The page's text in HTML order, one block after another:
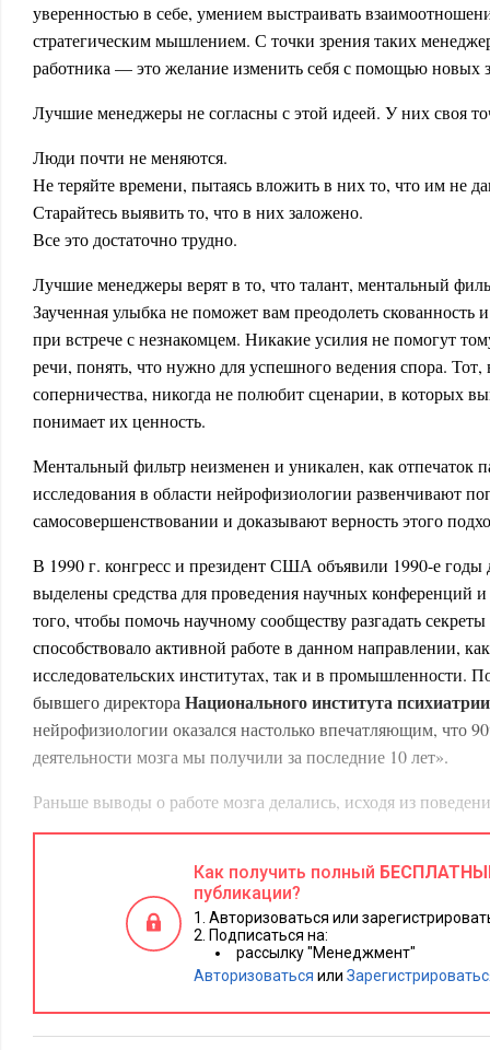
уверенностью в себе, умением выстраивать
стратегическим мышлением. С точки зрения таких
работника — это желание изменить себя с помощью
Лучшие менеджеры не согласны с этой идеей. У них своя
Люди почти не меняются.
Не теряйте времени, пытаясь вложить в них то, что им не
Старайтесь выявить то, что в них заложено.
Все это достаточно трудно.
Лучшие менеджеры верят в то, что талант, ментальный
Заученная улыбка не поможет вам преодолеть скованность
при встрече с незнакомцем. Никакие усилия не помогут
речи, понять, что нужно для успешного ведения спора. Тот,
соперничества, никогда не полюбит сценарии, в которых
понимает их ценность.
Ментальный фильтр неизменен и уникален, как отпечаток
исследования в области нейрофизиологии развенчивают
самосовершенствовании и доказывают верность этого
В 1990 г. конгресс и президент США объявили 1990-е годы
выделены средства для проведения научных конференций
того, чтобы помочь научному сообществу разгадать
способствовало активной работе в данном направлении,
исследовательских институтах, так и в промышленности.
бывшего директора Национального института психиатрии
нейрофизиологии оказался настолько впечатляющим, что
деятельности мозга мы получили за последние 10 лет».
Раньше выводы о работе мозга делались, исходя из
работу мозга ученым позволяют новые технологии, такие
расстройства, так же, как и физические заболевания,
поняли, почему дофамин оказывает успокоительное
возбуждающее. Мы выяснили, что наша память не
мозга, как считалось раньше, а распределена по всем его
Мозг новорожденного состоит из сотни миллиардов
больше, чем звезд на Млечном пути. Клетки мозга растут и
Как получить полный
публикации?
Авторизоваться или
Подписаться на:
рассылку "Менеджмент"
Авторизоваться или